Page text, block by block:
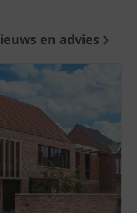
en advies